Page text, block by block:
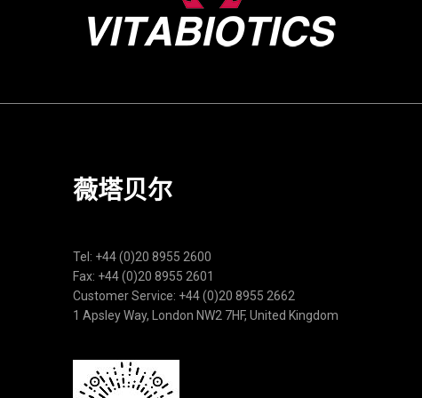
薇塔贝尔
Tel: +44 (0)20 8955 2600
Fax: +44 (0)20 8955 2601
Customer Service: +44 (0)20 8955 2662
1 Apsley Way, London NW2 7HF, United Kingdom